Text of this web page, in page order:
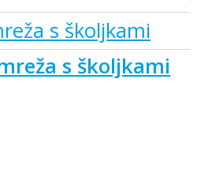
s školjkami